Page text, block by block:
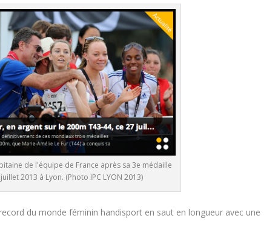
de l'équipe de France après sa 3e médaille
2013 à Lyon. (Photo IPC LYON 2013)
du monde féminin handisport en saut en longueur avec une